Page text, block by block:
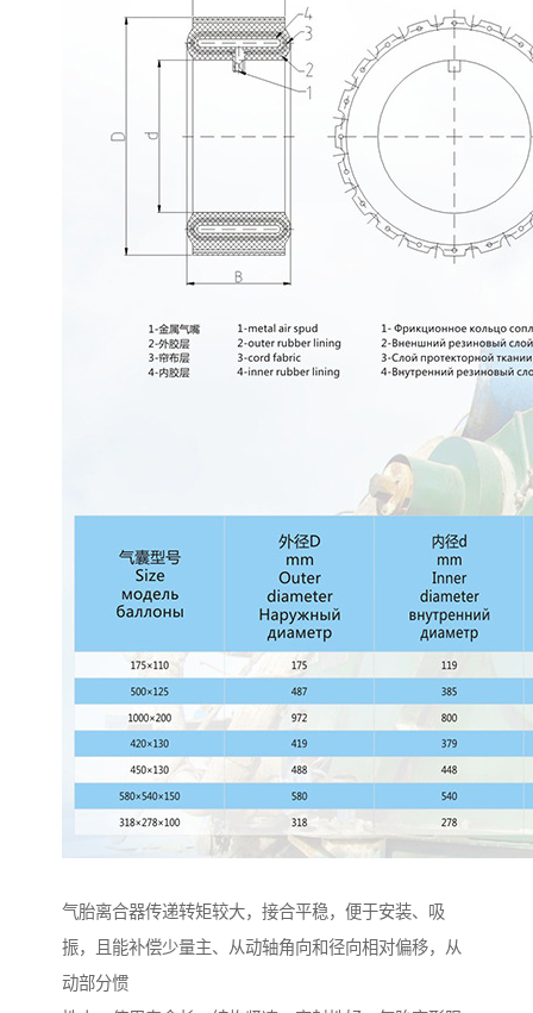
气胎离合器传递转矩较大，接合平稳，便于安装、吸
振，且能补偿少量主、从动轴角向和径向相对偏移，从
动部分惯